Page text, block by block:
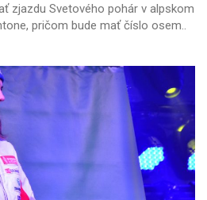
zjazdu Svetového pohár v alpskom
pričom bude mať číslo osem..